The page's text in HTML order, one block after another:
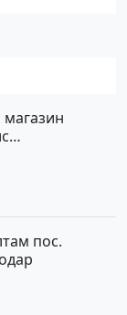
пос.